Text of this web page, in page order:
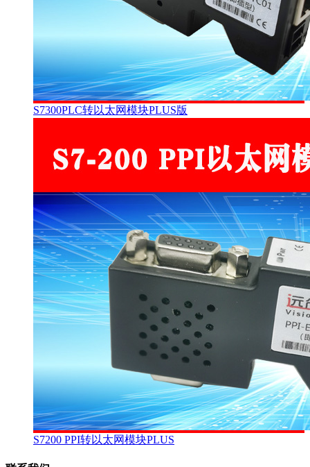
S7300PLC转以太网模块PLUS版
S7200 PPI转以太网模块PLUS